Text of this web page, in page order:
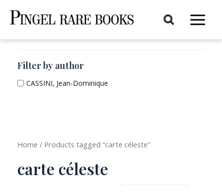
Main
Filter by author
CASSINI, Jean-Dominique
Home / Products tagged “carte céleste”
carte céleste